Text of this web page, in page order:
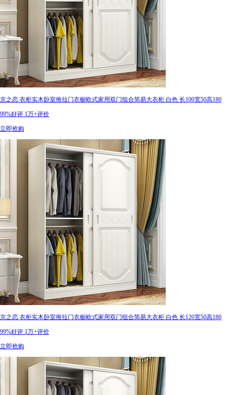
京之恋 衣柜实木卧室推拉门衣橱欧式家用双门组合简易大衣柜 白色 长100宽50高180
99%好评 1万+评价
立即抢购
京之恋 衣柜实木卧室推拉门衣橱欧式家用双门组合简易大衣柜 白色 长120宽50高180
99%好评 1万+评价
立即抢购